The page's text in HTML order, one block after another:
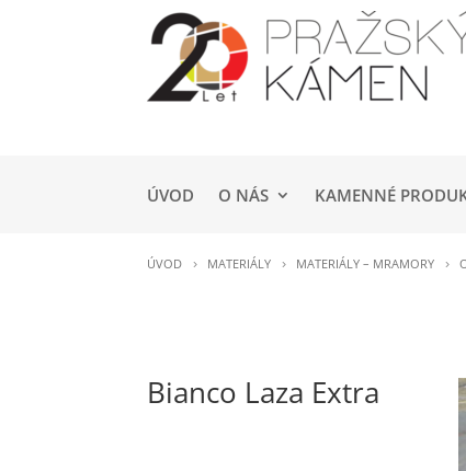
ÚVOD O NÁS KAMENNÉ
ÚVOD MATERIÁLY MATERIÁLY – MRAMORY
Bianco Laza Extra